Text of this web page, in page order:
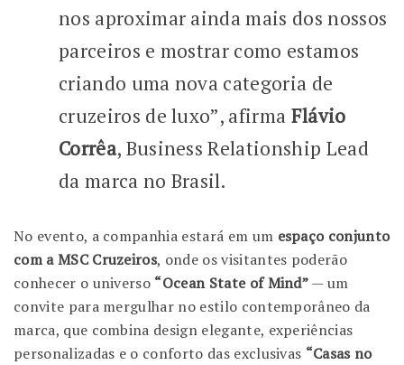
nos aproximar ainda mais dos nossos
parceiros e mostrar como estamos
criando uma nova categoria de
cruzeiros de luxo”, afirma Flávio
Corrêa, Business Relationship Lead
da marca no Brasil.
No evento, a companhia estará em um espaço conjunto
com a MSC Cruzeiros, onde os visitantes poderão
conhecer o universo “Ocean State of Mind”— um
convite para mergulhar no estilo contemporâneo da
marca, que combina design elegante, experiências
personalizadas e o conforto das exclusivas “Casas no